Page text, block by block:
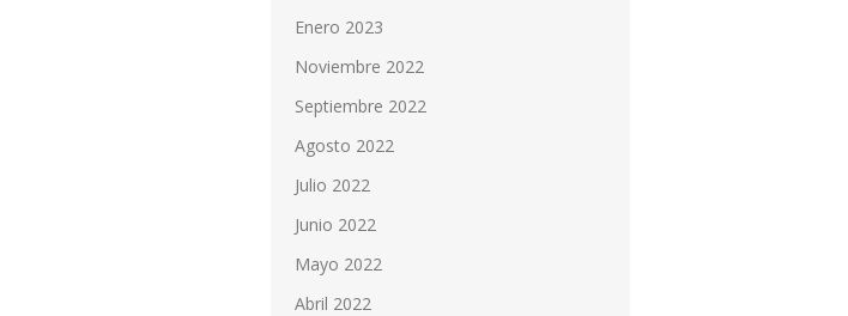
Enero 2023
Noviembre 2022
Septiembre 2022
Agosto 2022
Julio 2022
Junio 2022
Mayo 2022
Abril 2022